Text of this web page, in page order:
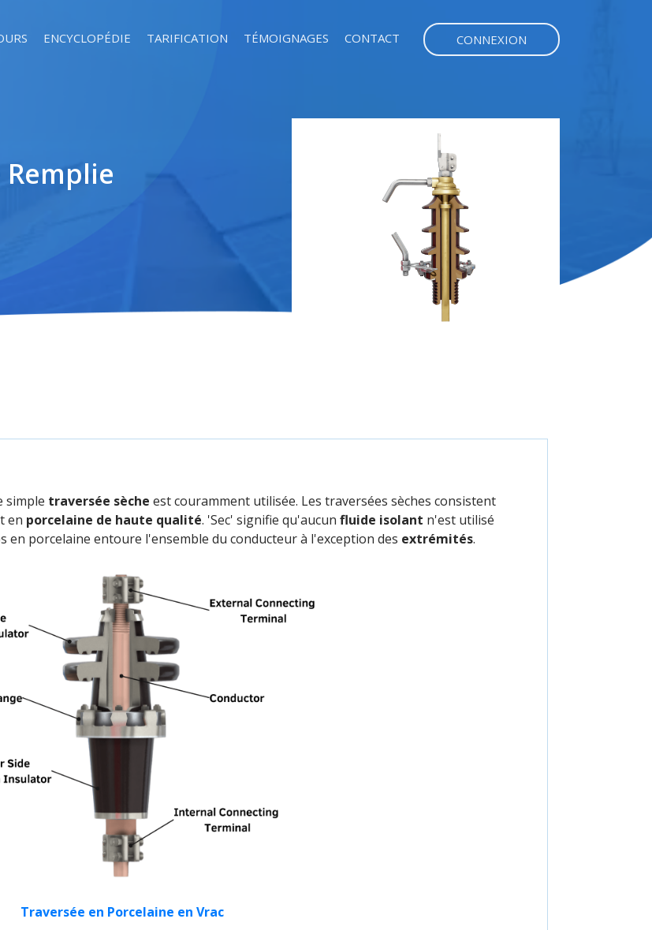
ENCYCLOPÉDIE TARIFICATION TÉMOIGNAGES CONTACT CONNEXION
simple traversée sèche est couramment utilisée. Les traversées sèches consistent
en porcelaine de haute qualité. 'Sec' signifie qu'aucun fluide isolant n'est utilisé
en porcelaine entoure l'ensemble du conducteur à l'exception des extrémités.
Traversée en Porcelaine en Vrac